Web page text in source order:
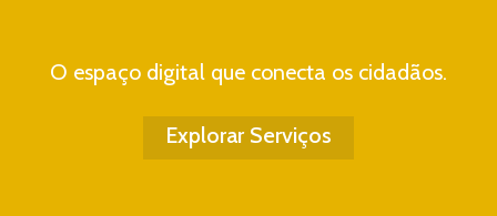
O espaço digital que conecta os cidadãos.
Explorar Serviços